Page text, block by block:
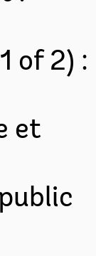
of 2) :
et